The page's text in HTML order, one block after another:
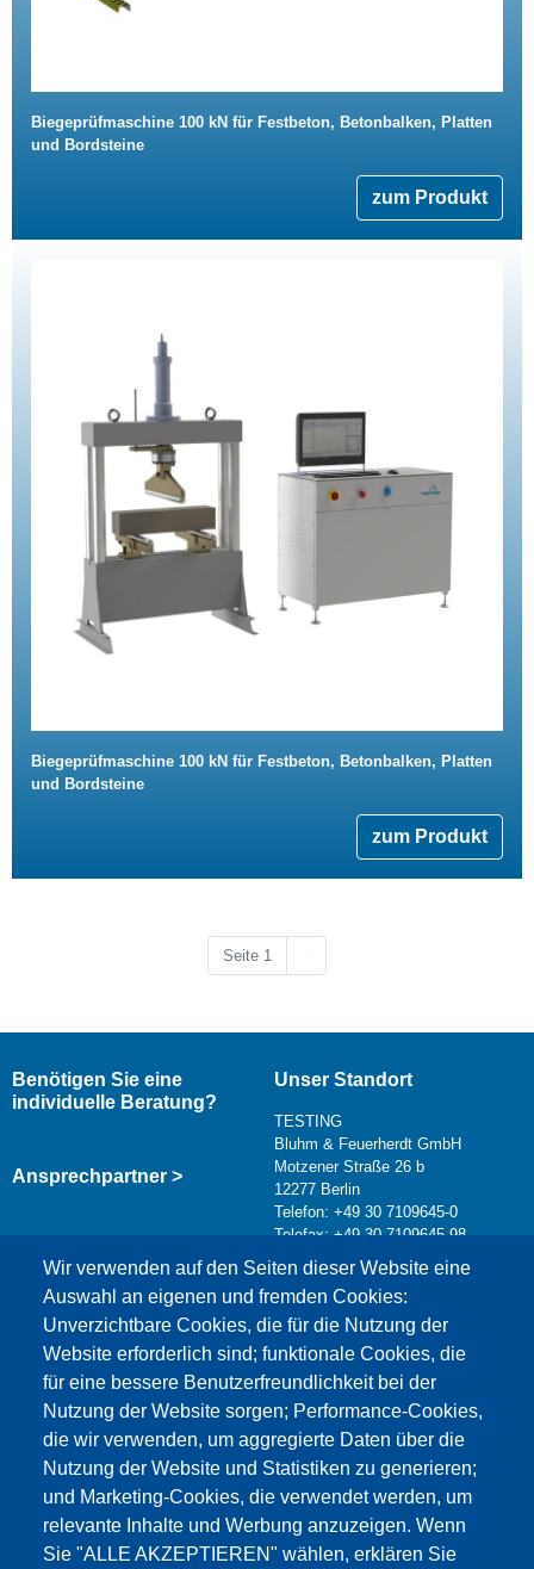
Biegeprüfmaschine 100 kN für Festbeton, Betonbalken, Platten
und Bordsteine
zum Produkt
Biegeprüfmaschine 100 kN für Festbeton, Betonbalken, Platten
und Bordsteine
zum Produkt
Seite 1
Wir verwenden auf den Seiten dieser Website eine
Auswahl an eigenen und fremden Cookies:
Unverzichtbare Cookies, die für die Nutzung der
Website erforderlich sind; funktionale Cookies, die
für eine bessere Benutzerfreundlichkeit bei der
Nutzung der Website sorgen; Performance-Cookies,
die wir verwenden, um aggregierte Daten über die
Nutzung der Website und Statistiken zu generieren;
und Marketing-Cookies, die verwendet werden, um
relevante Inhalte und Werbung anzuzeigen. Wenn
Sie "ALLE AKZEPTIEREN" wählen, erklären Sie
Benötigen Sie eine
individuelle Beratung?
Ansprechpartner >
Unser Standort
TESTING
Bluhm & Feuerherdt GmbH
Motzener Straße 26 b
12277 Berlin
Telefon: +49 30 7109645-0
Telefax: +49 30 7109645-98
info@testing.de
Dieser Inhalt ist blockiert, da die Google Maps
Cookies nicht akzeptiert wurden.
NUR DIE GOOGLE MAPS COOKIES
AKZEPTIEREN.